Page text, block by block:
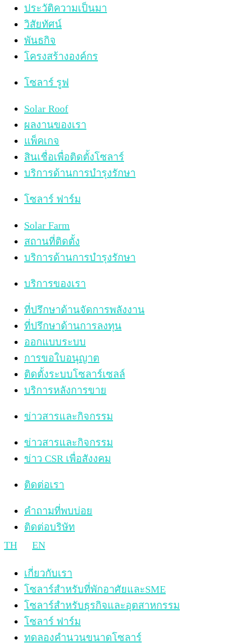
ประวัติความเป็นมา
วิสัยทัศน์
พันธกิจ
โครงสร้างองค์กร
โซลาร์ รูฟ
Solar Roof
ผลงานของเรา
แพ็คเกจ
สินเชื่อเพื่อติดตั้งโซลาร์
บริการด้านการบำรุงรักษา
โซลาร์ ฟาร์ม
Solar Farm
สถานที่ติดตั้ง
บริการด้านการบำรุงรักษา
บริการของเรา
ที่ปรึกษาด้านจัดการพลังงาน
ที่ปรึกษาด้านการลงทุน
ออกแบบระบบ
การขอใบอนุญาต
ติดตั้งระบบโซลาร์เซลล์
บริการหลังการขาย
ข่าวสารและกิจกรรม
ข่าวสารและกิจกรรม
ข่าว CSR เพื่อสังงคม
ติดต่อเรา
คำถามที่พบบ่อย
ติดต่อบริษัท
TH
EN
เกี่ยวกับเรา
โซลาร์สำหรับที่พักอาศัยและSME
โซลาร์สำหรับธุรกิจและอุตสาหกรรม
โซลาร์ ฟาร์ม
ทดลองคำนวนขนาดโซลาร์